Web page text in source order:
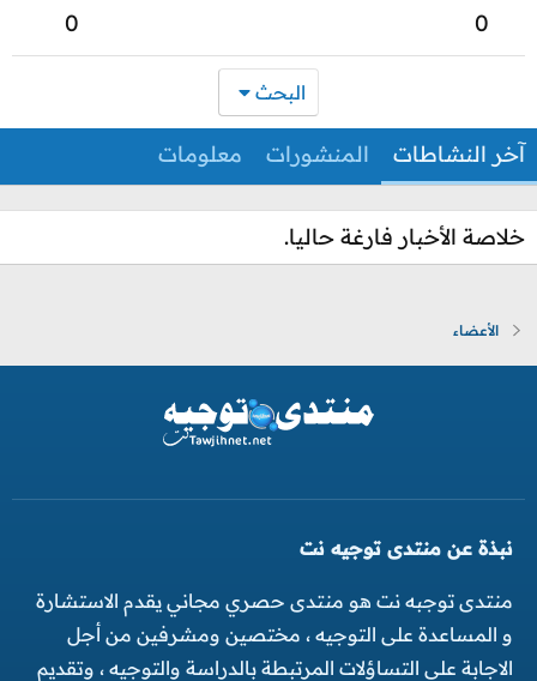
0
0
البحث
آخر النشاطات المنشورات معلومات
خلاصة الأخبار فارغة حاليا.
الأعضاء
نبذة عن منتدى توجيه نت
منتدى توجبه نت هو منتدى حصري مجاني يقدم الاستشارة
و المساعدة على التوجيه ، مختصين ومشرفين من أجل
الاجابة على التساؤلات المرتبطة بالدراسة والتوجيه ، وتقديم